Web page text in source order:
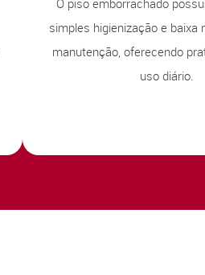
O piso emborrachado
simples higienização e baixa
manutenção, oferecendo
uso diário.